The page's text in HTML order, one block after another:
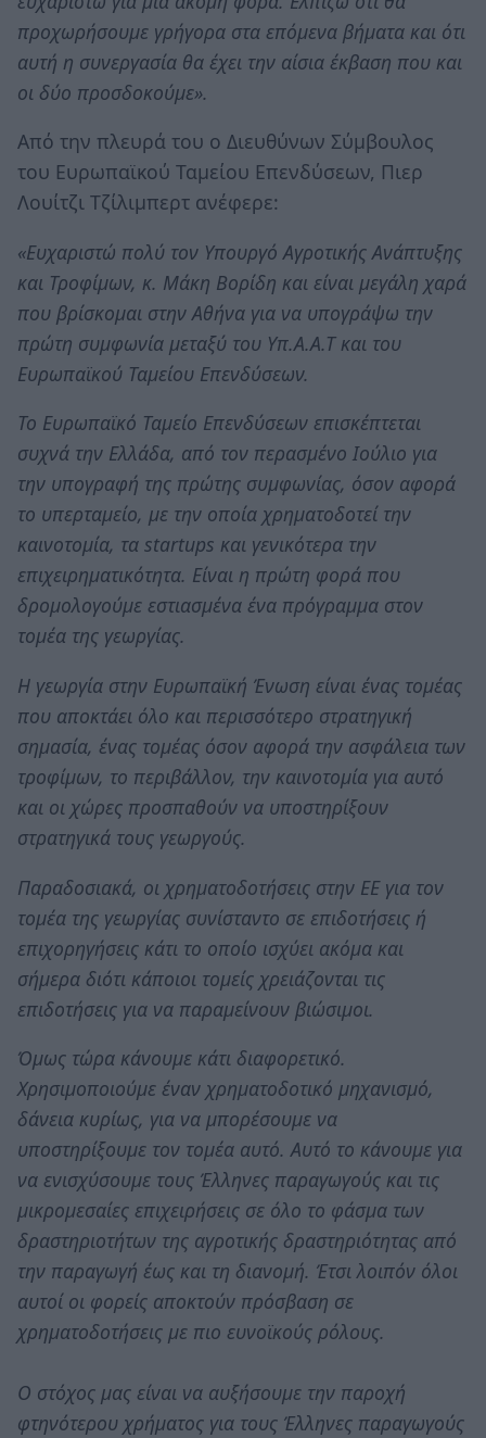
προχωρήσουμε γρήγορα στα επόμενα βήματα και ότι
αυτή η συνεργασία θα έχει την αίσια έκβαση που και
οι δύο προσδοκούμε».
Από την πλευρά του ο Διευθύνων Σύμβουλος
του Ευρωπαϊκού Ταμείου Επενδύσεων, Πιερ
Λουίτζι Τζίλιμπερτ ανέφερε:
«Ευχαριστώ πολύ τον Υπουργό Αγροτικής Ανάπτυξης
και Τροφίμων, κ. Μάκη Βορίδη και είναι μεγάλη χαρά
που βρίσκομαι στην Αθήνα για να υπογράψω την
πρώτη συμφωνία μεταξύ του Υπ.Α.Α.Τ και του
Ευρωπαϊκού Ταμείου Επενδύσεων.
Το Ευρωπαϊκό Ταμείο Επενδύσεων επισκέπτεται
συχνά την Ελλάδα, από τον περασμένο Ιούλιο για
την υπογραφή της πρώτης συμφωνίας, όσον αφορά
το υπερταμείο, με την οποία χρηματοδοτεί την
καινοτομία, τα startups και γενικότερα την
επιχειρηματικότητα. Είναι η πρώτη φορά που
δρομολογούμε εστιασμένα ένα πρόγραμμα στον
τομέα της γεωργίας.
Η γεωργία στην Ευρωπαϊκή Ένωση είναι ένας τομέας
που αποκτάει όλο και περισσότερο στρατηγική
σημασία, ένας τομέας όσον αφορά την ασφάλεια των
τροφίμων, το περιβάλλον, την καινοτομία για αυτό
και οι χώρες προσπαθούν να υποστηρίξουν
στρατηγικά τους γεωργούς.
Παραδοσιακά, οι χρηματοδοτήσεις στην ΕΕ για τον
τομέα της γεωργίας συνίσταντο σε επιδοτήσεις ή
επιχορηγήσεις κάτι το οποίο ισχύει ακόμα και
σήμερα διότι κάποιοι τομείς χρειάζονται τις
επιδοτήσεις για να παραμείνουν βιώσιμοι.
Όμως τώρα κάνουμε κάτι διαφορετικό.
Χρησιμοποιούμε έναν χρηματοδοτικό μηχανισμό,
δάνεια κυρίως, για να μπορέσουμε να
υποστηρίξουμε τον τομέα αυτό. Αυτό το κάνουμε για
να ενισχύσουμε τους Έλληνες παραγωγούς και τις
μικρομεσαίες επιχειρήσεις σε όλο το φάσμα των
δραστηριοτήτων της αγροτικής δραστηριότητας από
την παραγωγή έως και τη διανομή. Έτσι λοιπόν όλοι
αυτοί οι φορείς αποκτούν πρόσβαση σε
χρηματοδοτήσεις με πιο ευνοϊκούς ρόλους.
Ο στόχος μας είναι να αυξήσουμε την παροχή
φτηνότερου χρήματος για τους Έλληνες παραγωγούς